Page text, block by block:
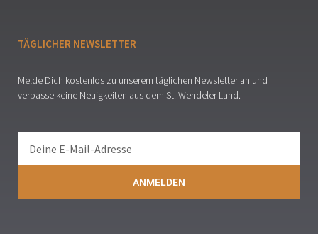
TÄGLICHER NEWSLETTER
Melde Dich kostenlos zu unserem täglichen Newsletter an und
verpasse keine Neuigkeiten aus dem St. Wendeler Land.
ANMELDEN